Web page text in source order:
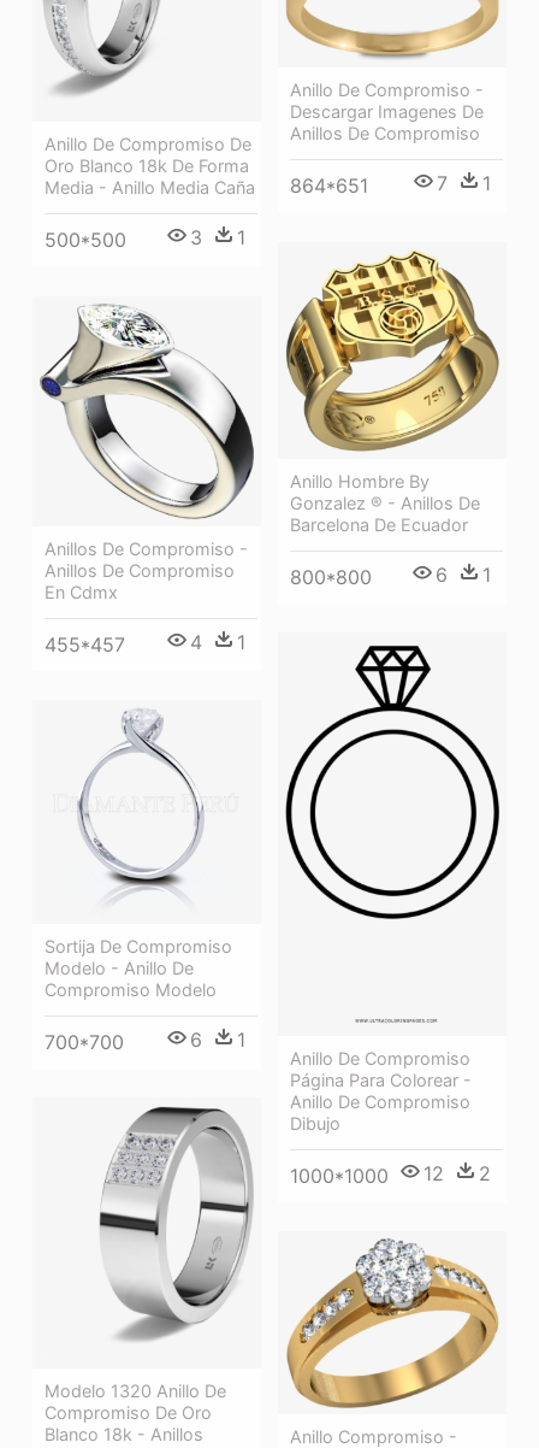
Anillo De Compromiso De
Oro Blanco 18k De Forma
Media - Anillo Media Caña
500*500 3 1
Anillo De Compromiso -
Descargar Imagenes De
Anillos De Compromiso
864*651 7 1
Anillo Hombre By
Gonzalez ® - Anillos De
Barcelona De Ecuador
800*800 6 1
Anillos De Compromiso -
Anillos De Compromiso
En Cdmx
455*457 4 1
Anillo De Compromiso
Página Para Colorear -
Anillo De Compromiso
Dibujo
1000*1000 12 2
Sortija De Compromiso
Modelo - Anillo De
Compromiso Modelo
700*700 6 1
Modelo 1320 Anillo De
Compromiso De Oro
Blanco 18k - Anillos
Anillo Compromiso -